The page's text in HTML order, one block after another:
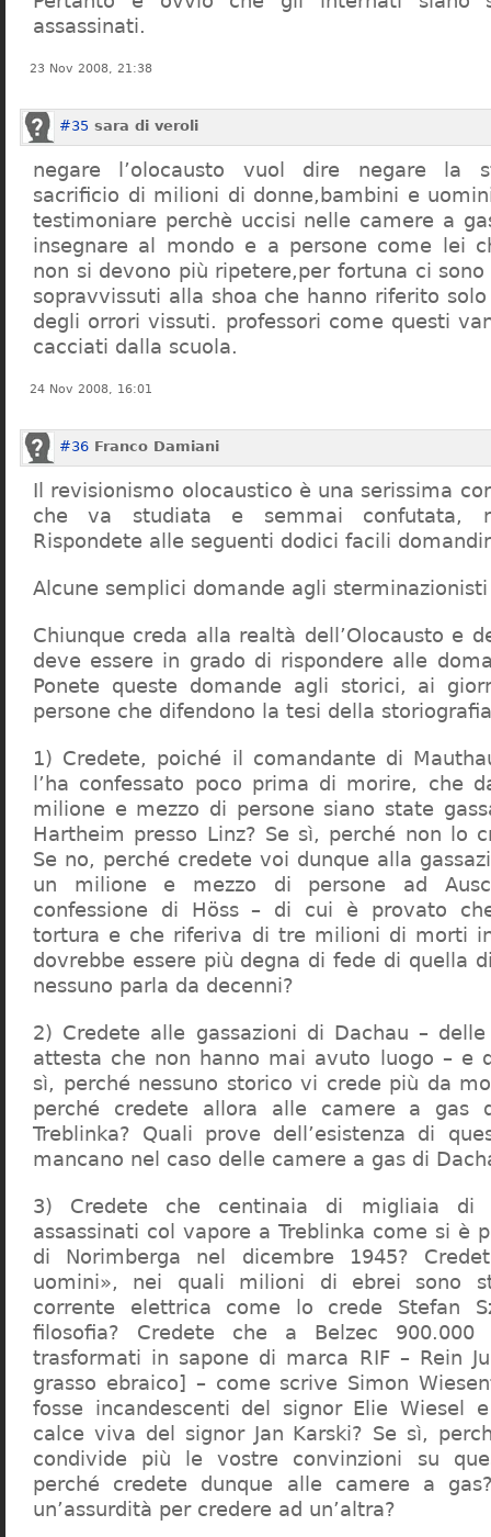
assassinati.
23 Nov 2008, 21:38
#35 sara di veroli
negare l’olocausto vuol dire negare la
sacrificio di milioni di donne,bambini e
testimoniare perchè uccisi nelle camere a
insegnare al mondo e a persone come lei
non si devono più ripetere,per fortuna ci
sopravvissuti alla shoa che hanno riferito
degli orrori vissuti. professori come questi
cacciati dalla scuola.
24 Nov 2008, 16:01
#36 Franco Damiani
Il revisionismo olocaustico è una serissima
che va studiata e semmai confutata,
Rispondete alle seguenti dodici facili
Alcune semplici domande agli sterminazionisti
Chiunque creda alla realtà dell’Olocausto e
deve essere in grado di rispondere alle
Ponete queste domande agli storici, ai
persone che difendono la tesi della
1) Credete, poiché il comandante di
l’ha confessato poco prima di morire, che
milione e mezzo di persone siano state
Hartheim presso Linz? Se sì, perché non lo
Se no, perché credete voi dunque alla
un milione e mezzo di persone ad
confessione di Höss – di cui è provato
tortura e che riferiva di tre milioni di morti
dovrebbe essere più degna di fede di quella
nessuno parla da decenni?
2) Credete alle gassazioni di Dachau –
attesta che non hanno mai avuto luogo – e
sì, perché nessuno storico vi crede più da
perché credete allora alle camere a gas
Treblinka? Quali prove dell’esistenza di
mancano nel caso delle camere a gas di
3) Credete che centinaia di migliaia di
assassinati col vapore a Treblinka come si è
di Norimberga nel dicembre 1945?
uomini», nei quali milioni di ebrei sono
corrente elettrica come lo crede Stefan
filosofia? Credete che a Belzec
trasformati in sapone di marca RIF – Rein
grasso ebraico] – come scrive Simon
fosse incandescenti del signor Elie Wiesel
calce viva del signor Jan Karski? Se sì,
condivide più le vostre convinzioni su
perché credete dunque alle camere a
un’assurdità per credere ad un’altra?